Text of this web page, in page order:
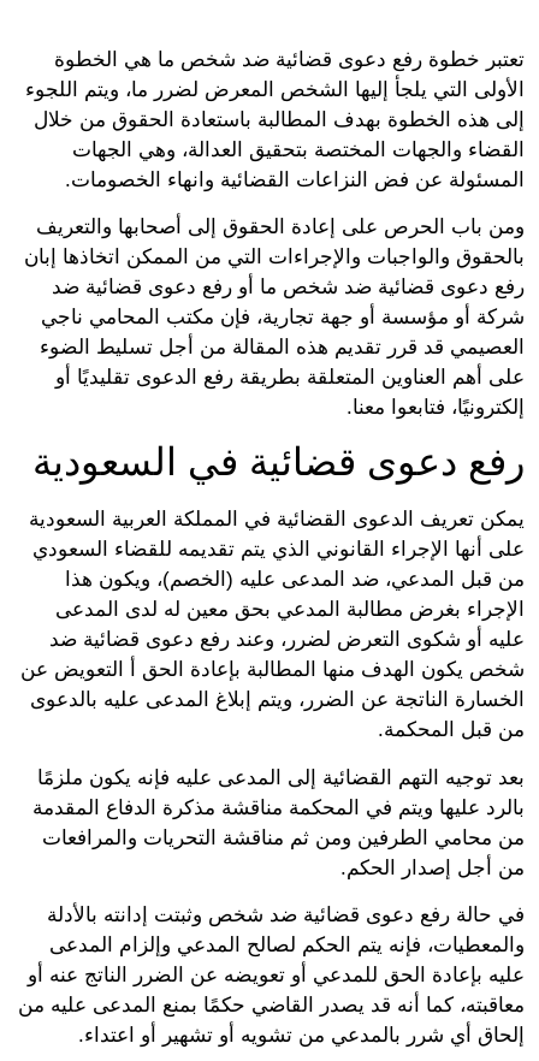
خطوة رفع دعوى قضائية ضد شخص ما هي الخطوة
التي يلجأ إليها الشخص المعرض لضرر ما، ويتم اللجوء
هذه الخطوة بهدف المطالبة باستعادة الحقوق من خلال
والجهات المختصة بتحقيق العدالة، وهي الجهات
عن فض النزاعات القضائية وانهاء الخصومات.
باب الحرص على إعادة الحقوق إلى أصحابها والتعريف
والواجبات والإجراءات التي من الممكن اتخاذها إبان
دعوى قضائية ضد شخص ما أو رفع دعوى قضائية ضد
أو مؤسسة أو جهة تجارية، فإن مكتب المحامي ناجي
قد قرر تقديم هذه المقالة من أجل تسليط الضوء
أهم العناوين المتعلقة بطريقة رفع الدعوى تقليديًا أو
فتابعوا معنا.
دعوى قضائية في السعودية
تعريف الدعوى القضائية في المملكة العربية السعودية
أنها الإجراء القانوني الذي يتم تقديمه للقضاء السعودي
المدعي، ضد المدعى عليه (الخصم)، ويكون هذا
بغرض مطالبة المدعي بحق معين له لدى المدعى
أو شكوى التعرض لضرر، وعند رفع دعوى قضائية ضد
يكون الهدف منها المطالبة بإعادة الحق أ التعويض عن
الناتجة عن الضرر، ويتم إبلاغ المدعى عليه بالدعوى
المحكمة.
توجيه التهم القضائية إلى المدعى عليه فإنه يكون ملزمًا
عليها ويتم في المحكمة مناقشة مذكرة الدفاع المقدمة
الطرفين ومن ثم مناقشة التحريات والمرافعات
إصدار الحكم.
رفع دعوى قضائية ضد شخص وثبتت إدانته بالأدلة
فإنه يتم الحكم لصالح المدعي وإلزام المدعى
بإعادة الحق للمدعي أو تعويضه عن الضرر الناتج عنه أو
كما أنه قد يصدر القاضي حكمًا بمنع المدعى عليه من
أي شرر بالمدعي من تشويه أو تشهير أو اعتداء.